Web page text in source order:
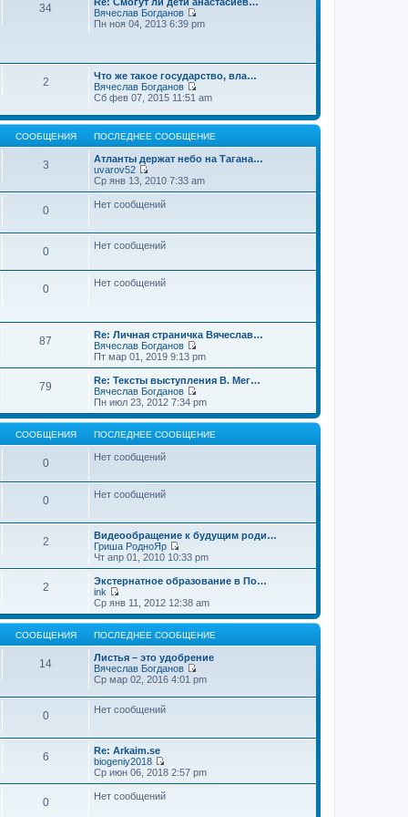
е
н
и
о
о
б
н
и
ю
с
л
е
м
у
с
о
б
щ
е
н
и
ю
и
п
д
е
м
у
с
о
о
щ
е
34
Вячеслав Богданов
П
й
т
к
о
с
л
д
е
м
е
Пн ноя 04, 2013 6:39 pm
2
Что же такое государство, вла…
Вячеслав Богданов
П
р
е
й
т
и
п
о
д
м
б
щ
н
и
ю
Сб фев 07, 2015 11:51 am
СООБЩЕНИЯ ПОСЛЕДНЕЕ СООБЩЕНИЕ
3
Атланты держат небо на Тагана…
uvarov52
П
е
р
е
т
и
с
д
н
е
м
о
о
б
щ
е
н
ю
Ср янв 13, 2010 7:33 am
0 Нет сообщений
0 Нет сообщений
0 Нет сообщений
87
Re: Личная страничка Вячеслав…
Вячеслав Богданов
П
е
р
е
й
т
и
к
е
м
у
о
о
б
е
н
ю
Пт мар 01, 2019 9:13 pm
79
Re: Тексты выступления В. Мег…
Вячеслав Богданов
П
е
р
е
й
л
е
д
н
е
у
о
о
б
щ
н
ю
Пн июл 23, 2012 7:34 pm
СООБЩЕНИЯ ПОСЛЕДНЕЕ СООБЩЕНИЕ
0 Нет сообщений
0 Нет сообщений
2
Видеообращение к будущим роди…
Гриша РодноЯр
П
е
р
е
й
т
и
к
о
с
л
е
д
у
о
б
Чт апр 01, 2010 10:33 pm
2
Экстернатное образование в По…
ink
П
е
р
е
й
т
и
к
п
о
с
д
н
е
м
у
с
Ср янв 11, 2012 12:38 am
СООБЩЕНИЯ ПОСЛЕДНЕЕ СООБЩЕНИЕ
14
Листья – это удобрение
Вячеслав Богданов
П
р
и
о
с
Ср мар 02, 2016 4:01 pm
0 Нет сообщений
6
Re: Arkaim.se
biogeniy2018
П
е
р
е
Ср июн 06, 2018 2:57 pm
0 Нет сообщений